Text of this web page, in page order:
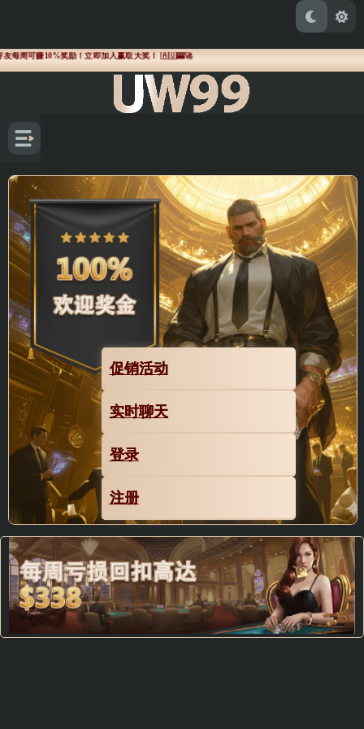
促销活动
实时聊天
登录
注册
周可赚10%奖励！立即加入赢取大奖！ 🇦🇺🎰🚀